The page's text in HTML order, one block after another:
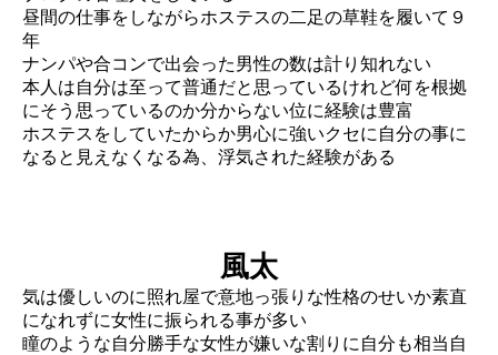
昼間の仕事をしながらホステスの二足の草鞋を履いて９
年
ナンパや合コンで出会った男性の数は計り知れない
本人は自分は至って普通だと思っているけれど何を根拠
にそう思っているのか分からない位に経験は豊富
ホステスをしていたからか男心に強いクセに自分の事に
なると見えなくなる為、浮気された経験がある
風太
気は優しいのに照れ屋で意地っ張りな性格のせいか素直
になれずに女性に振られる事が多い
瞳のような自分勝手な女性が嫌いな割りに自分も相当自